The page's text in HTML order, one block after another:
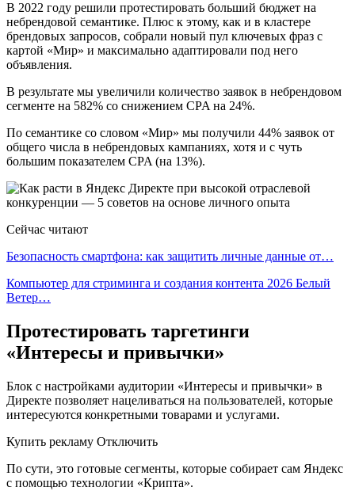
В 2022 году решили протестировать больший бюджет на
небрендовой семантике. Плюс к этому, как и в кластере
брендовых запросов, собрали новый пул ключевых фраз с
картой «Мир» и максимально адаптировали под него
объявления.
В результате мы увеличили количество заявок в небрендовом
сегменте на 582% со снижением CPA на 24%.
По семантике со словом «Мир» мы получили 44% заявок от
общего числа в небрендовых кампаниях, хотя и с чуть
большим показателем CPA (на 13%).
Сейчас читают
Безопасность смартфона: как защитить личные данные от…
Компьютер для стриминга и создания контента 2026 Белый
Ветер…
Протестировать таргетинги
«Интересы и привычки»
Блок с настройками аудитории «Интересы и привычки» в
Директе позволяет нацеливаться на пользователей, которые
интересуются конкретными товарами и услугами.
Купить рекламу Отключить
По сути, это готовые сегменты, которые собирает сам Яндекс
с помощью технологии «Крипта».